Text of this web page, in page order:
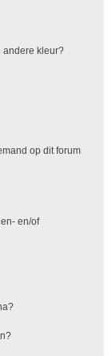
andere kleur?
op dit forum
en/of